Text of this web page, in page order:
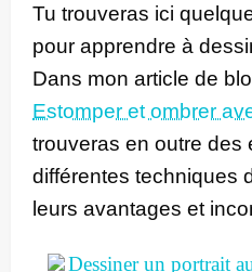
Tu trouveras ici
pour apprendre à
Dans mon article de
Estomper et ombrer
trouveras en outre des
différentes techniques
leurs avantages et